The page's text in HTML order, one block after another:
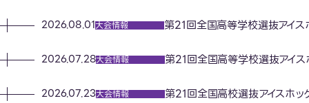
第21回全国高等学校選抜アイ
2026.08.01大会情報
第21回全国高等学校選抜アイ
2026.07.28大会情報
第21回全国高校選抜アイスホッ
2026.07.23大会情報